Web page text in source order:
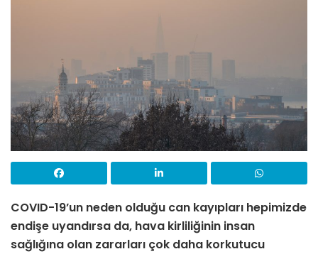
COVID-19’un neden olduğu can kayıpları hepimizde
endişe uyandırsa da, hava kirliliğinin insan
sağlığına olan zararları çok daha korkutucu